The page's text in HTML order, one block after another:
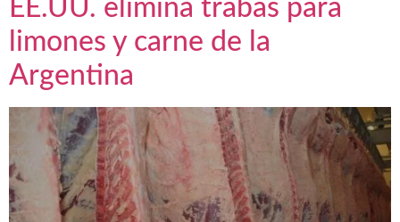
EE.UU. elimina trabas para
limones y carne de la
Argentina